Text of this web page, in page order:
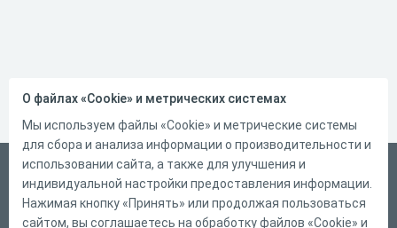
Русский
Справка
О файлах «Cookie» и метрических системах
Мы используем файлы «Cookie» и метрические системы
для сбора и анализа информации о производительности и
использовании сайта, а также для улучшения и
индивидуальной настройки предоставления информации.
Нажимая кнопку «Принять» или продолжая пользоваться
сайтом, вы соглашаетесь на обработку файлов «Cookie» и